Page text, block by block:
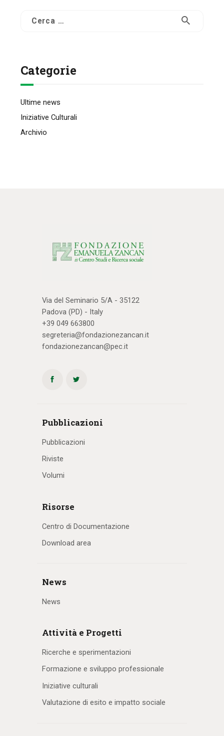
Categorie
Ultime news
Iniziative Culturali
Archivio
Via del Seminario 5/A - 35122
Padova (PD) - Italy
+39 049 663800
segreteria@fondazionezancan.it
fondazionezancan@pec.it
Pubblicazioni
Pubblicazioni
Riviste
Volumi
Risorse
Centro di Documentazione
Download area
News
News
Attività e Progetti
Ricerche e sperimentazioni
Formazione e sviluppo professionale
Iniziative culturali
Valutazione di esito e impatto sociale